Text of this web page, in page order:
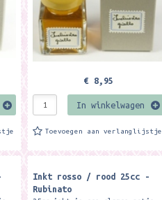
€ 8,95
In winkelwagen
Toevoegen aan verlanglijstje
Inkt rosso / rood 25cc -
Rubinato